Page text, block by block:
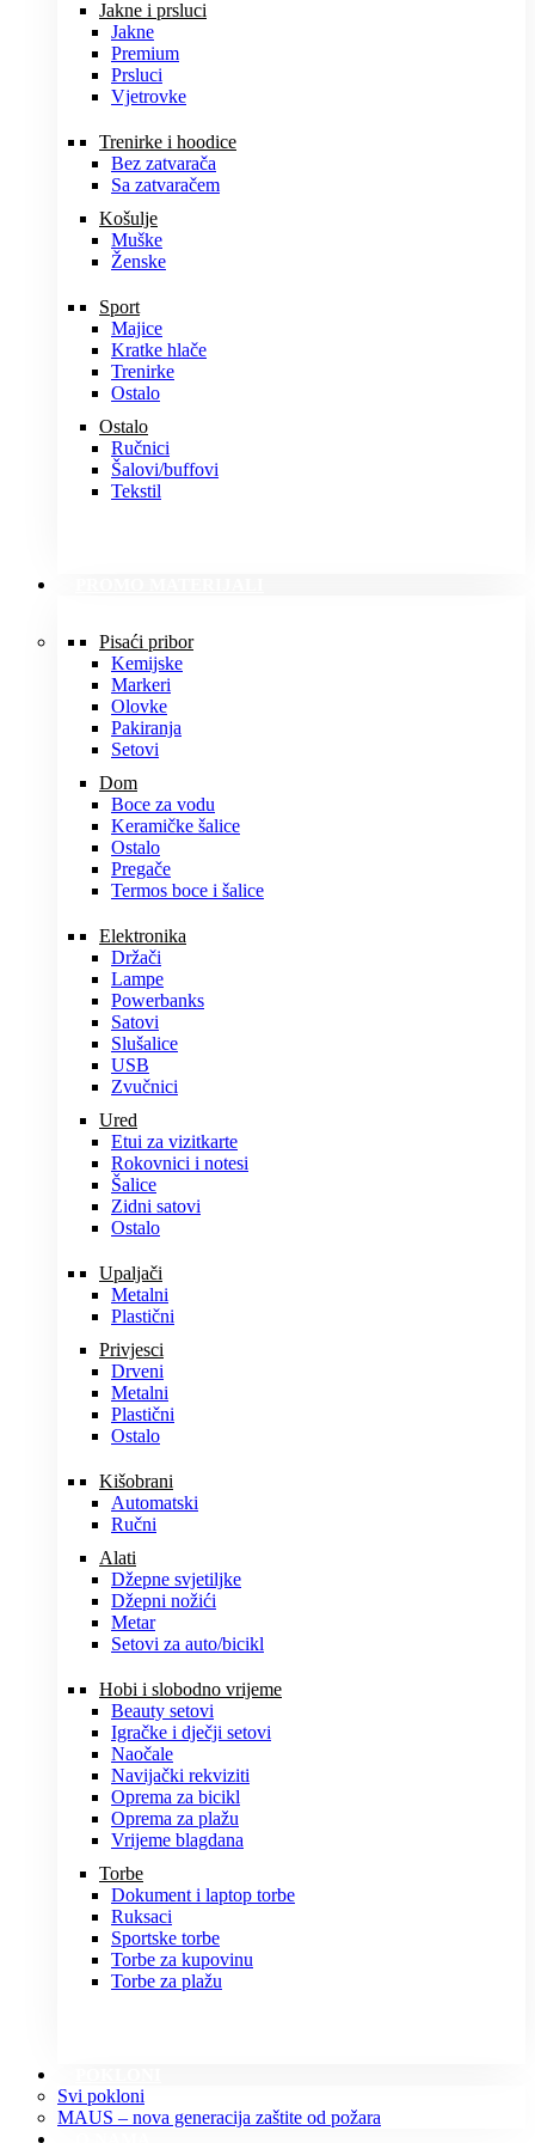
Jakne i prsluci
Jakne
Premium
Prsluci
Vjetrovke
Trenirke i hoodice
Bez zatvarača
Sa zatvaračem
Košulje
Muške
Ženske
Sport
Majice
Kratke hlače
Trenirke
Ostalo
Ostalo
Ručnici
Šalovi/buffovi
Tekstil
Pisaći pribor
Kemijske
Markeri
Olovke
Pakiranja
Setovi
Dom
Boce za vodu
Keramičke šalice
Ostalo
Pregače
Termos boce i šalice
Elektronika
Držači
Lampe
Powerbanks
Satovi
Slušalice
USB
Zvučnici
Ured
Etui za vizitkarte
Rokovnici i notesi
Šalice
Zidni satovi
Ostalo
Upaljači
Metalni
Plastični
Privjesci
Drveni
Metalni
Plastični
Ostalo
Kišobrani
Automatski
Ručni
Alati
Džepne svjetiljke
Džepni nožići
Metar
Setovi za auto/bicikl
Hobi i slobodno vrijeme
Beauty setovi
Igračke i dječji setovi
Naočale
Navijački rekviziti
Oprema za bicikl
Oprema za plažu
Vrijeme blagdana
Torbe
Dokument i laptop torbe
Ruksaci
Sportske torbe
Torbe za kupovinu
Torbe za plažu
Svi pokloni
MAUS – nova generacija zaštite od požara